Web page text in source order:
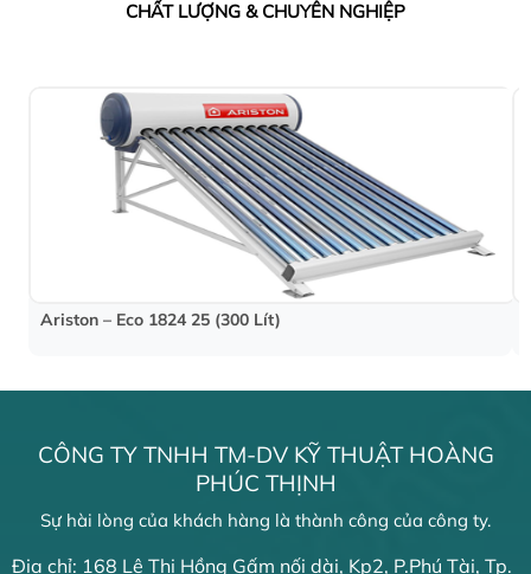
CHẤT LƯỢNG & CHUYÊN NGHIỆP
Ariston – Eco 1824 25 (300 Lít)
CÔNG TY TNHH TM-DV KỸ THUẬT HOÀNG
PHÚC THỊNH
Sự hài lòng của khách hàng là thành công của công ty.
Địa chỉ: 168 Lê Thị Hồng Gấm nối dài, Kp2, P.Phú Tài, Tp.